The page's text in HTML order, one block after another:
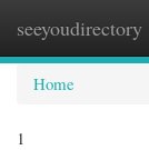
seeyoudirectory
Home
1